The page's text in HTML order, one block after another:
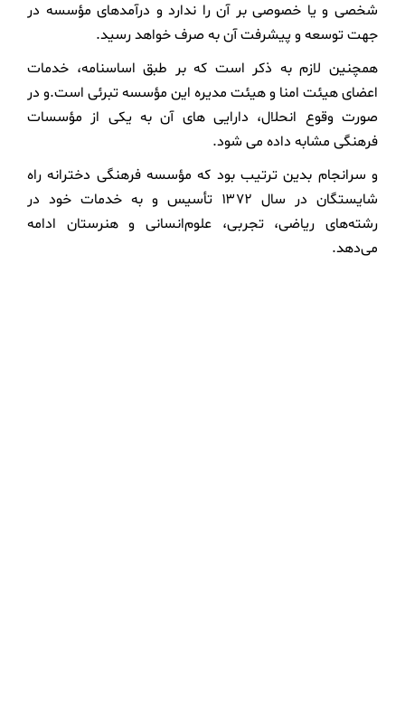
شخصی و یا خصوصی بر آن را ندارد و درآمدهای مؤسسه در
جهت توسعه و پیشرفت آن به صرف خواهد رسید.
همچنین لازم به ذکر است که بر طبق اساسنامه، خدمات
اعضای هیئت امنا و هیئت مدیره این مؤسسه تبرئی است.و در
صورت وقوع انحلال، دارایی ­های آن به یکی از مؤسسات
فرهنگی مشابه داده می شود.
و سرانجام بدین ترتیب بود که مؤسسه فرهنگی دخترانه راه
شایستگان در سال ۱۳۷۲ تأسیس و به خدمات خود در
رشته‌های ریاضی، تجربی، علوم‌انسانی و هنرستان ادامه
می‌دهد.